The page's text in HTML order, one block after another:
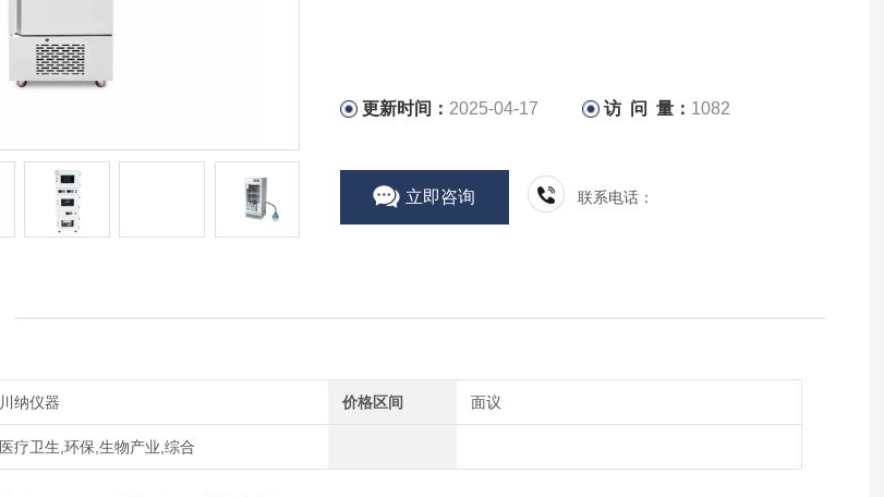
更新时间： 2025-04-17 访 问 量： 1082
立即咨询 联系电话：
川纳仪器 价格区间 面议
医疗卫生,环保,生物产业,综合